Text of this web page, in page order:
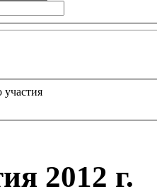
2012 г.